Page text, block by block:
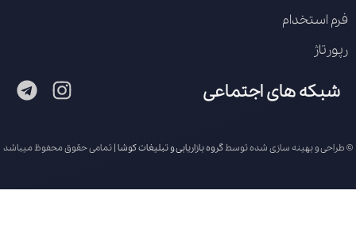
فرم استخدام
رپورتاژ
شبکه های اجتماعی
© طراحی و بهینه سازی شده توسطگروه بازاریابی و تبلیغات کوشا| تمامی حقوق محفوظ میباشد